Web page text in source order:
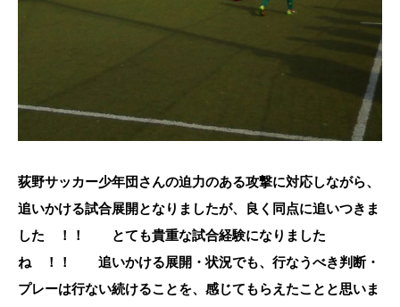
荻野サッカー少年団さんの迫力のある攻撃に対応しながら、
追いかける試合展開となりましたが、良く同点に追いつきま
した ！！ とても貴重な試合経験になりました
ね ！！ 追いかける展開・状況でも、行なうべき判断・
プレーは行ない続けることを、感じてもらえたことと思いま